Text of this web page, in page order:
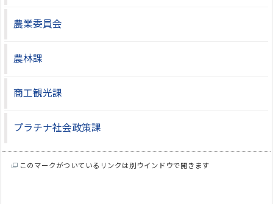
農業委員会
農林課
商工観光課
プラチナ社会政策課
このマークがついているリンクは別ウインドウで開きます